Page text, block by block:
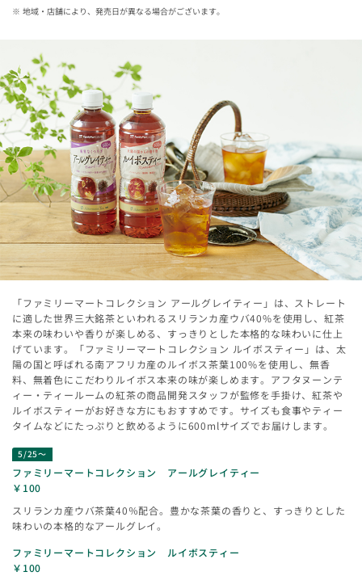
地域・店舗により、発売日が異なる場合がございます。
「ファミリーマートコレクション アールグレイティー」は、ストレート
に適した世界三大銘茶といわれるスリランカ産ウバ40%を使用し、紅茶
本来の味わいや香りが楽しめる、すっきりとした本格的な味わいに仕上
げています。「ファミリーマートコレクション ルイボスティー」は、太
陽の国と呼ばれる南アフリカ産のルイボス茶葉100%を使用し、無香
料、無着色にこだわりルイボス本来の味が楽しめます。アフタヌーンテ
ィー・ティールームの紅茶の商品開発スタッフが監修を手掛け、紅茶や
ルイボスティーがお好きな方にもおすすめです。サイズも食事やティー
タイムなどにたっぷりと飲めるように600mlサイズでお届けします。
5/25～
ファミリーマートコレクション アールグレイティー
￥100
スリランカ産ウバ茶葉40％配合。豊かな茶葉の香りと、すっきりとした
味わいの本格的なアールグレイ。
ファミリーマートコレクション ルイボスティー
￥100